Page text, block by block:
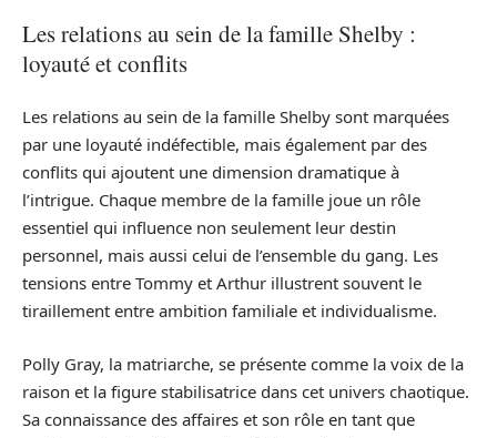
Les relations au sein de la famille Shelby :
loyauté et conflits
Les relations au sein de la famille Shelby sont marquées
par une loyauté indéfectible, mais également par des
conflits qui ajoutent une dimension dramatique à
l’intrigue. Chaque membre de la famille joue un rôle
essentiel qui influence non seulement leur destin
personnel, mais aussi celui de l’ensemble du gang. Les
tensions entre Tommy et Arthur illustrent souvent le
tiraillement entre ambition familiale et individualisme.
Polly Gray, la matriarche, se présente comme la voix de la
raison et la figure stabilisatrice dans cet univers chaotique.
Sa connaissance des affaires et son rôle en tant que